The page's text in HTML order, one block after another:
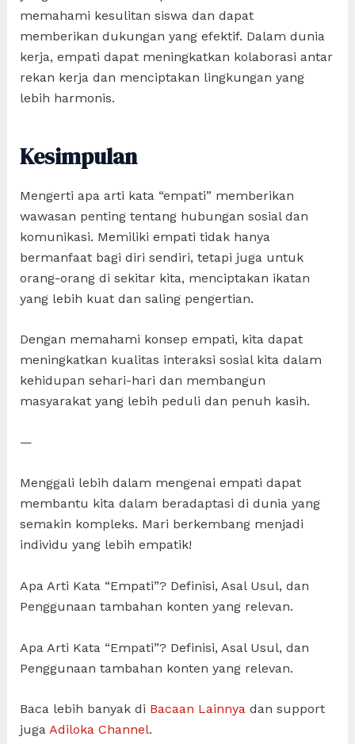
memahami kesulitan siswa dan dapat
memberikan dukungan yang efektif. Dalam dunia
kerja, empati dapat meningkatkan kolaborasi antar
rekan kerja dan menciptakan lingkungan yang
lebih harmonis.
Kesimpulan
Mengerti apa arti kata “empati” memberikan
wawasan penting tentang hubungan sosial dan
komunikasi. Memiliki empati tidak hanya
bermanfaat bagi diri sendiri, tetapi juga untuk
orang-orang di sekitar kita, menciptakan ikatan
yang lebih kuat dan saling pengertian.
Dengan memahami konsep empati, kita dapat
meningkatkan kualitas interaksi sosial kita dalam
kehidupan sehari-hari dan membangun
masyarakat yang lebih peduli dan penuh kasih.
—
Menggali lebih dalam mengenai empati dapat
membantu kita dalam beradaptasi di dunia yang
semakin kompleks. Mari berkembang menjadi
individu yang lebih empatik!
Apa Arti Kata “Empati”? Definisi, Asal Usul, dan
Penggunaan tambahan konten yang relevan.
Apa Arti Kata “Empati”? Definisi, Asal Usul, dan
Penggunaan tambahan konten yang relevan.
Baca lebih banyak di Bacaan Lainnyadan support
juga Adiloka Channel.